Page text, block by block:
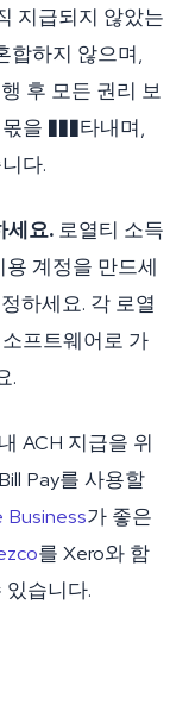
지급되지 않았는
합하지 않으며,
후 모든 권리 보
을 ���타내며,
다.
세요. 로열티 소득
계정을 만드세
하세요. 각 로열
프트웨어로 가
.
ACH 지급을 위
Pay를 사용할
Business가 좋은
를 Xero와 함
습니다.